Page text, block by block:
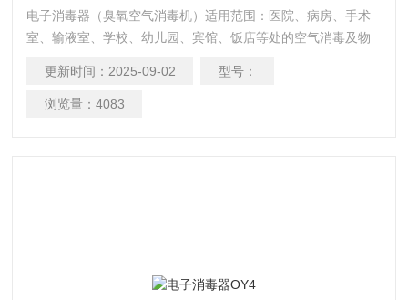
电子消毒器（臭氧空气消毒机）适用范围：医院、病房、手术
室、输液室、学校、幼儿园、宾馆、饭店等处的空气消毒及物
接种室、栽培场所。
更新时间： 2025-09-02 型号：
浏览量： 4083